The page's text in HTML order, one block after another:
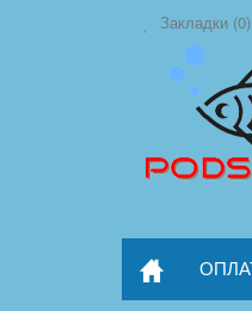
Закладки (0)